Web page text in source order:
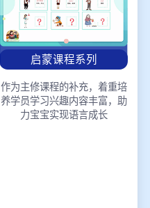
启蒙课程系列
作为主修课程的补充，着重培
养学员学习兴趣内容丰富，助
力宝宝实现语言成长